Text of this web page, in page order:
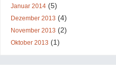
Januar 2014 (5)
Dezember 2013 (4)
November 2013 (2)
Oktober 2013 (1)